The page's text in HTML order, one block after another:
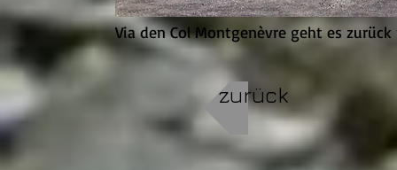
Via den Col Montgenèvre geht es
zurück